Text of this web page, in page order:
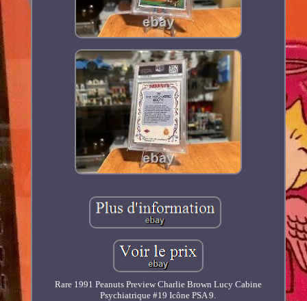
Rare 1991 Peanuts Preview Charlie Brown Lucy Cabine
Psychiatrique #19 Icône PSA 9.